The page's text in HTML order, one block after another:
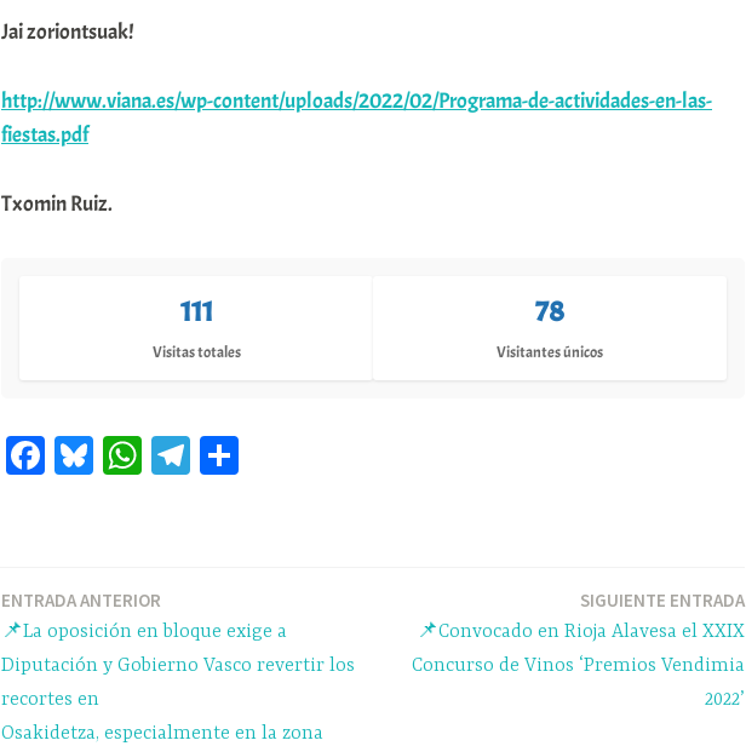
Jai zoriontsuak!
http://www.viana.es/wp-content/uploads/2022/02/Programa-de-actividades-en-las-
fiestas.pdf
Txomin Ruiz.
111
Visitas totales
78
Visitantes únicos
Fa Bl W
pp
Te
r
ENTRADA ANTERIOR
📌La oposición en bloque exige a
Diputación y Gobierno Vasco revertir los
recortes en
Osakidetza, especialmente en la zona
SIGUIENTE ENTRADA
📌Convocado en Rioja Alavesa el XXIX
Concurso de Vinos ‘Premios Vendimia
2022’